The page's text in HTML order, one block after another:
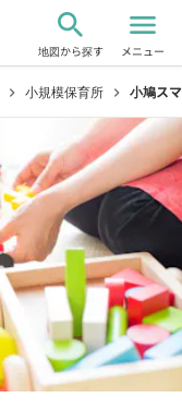
search
地図から探す
menu
メニュー
chevron_right 小規模保育所 chevron_right 小鳩ス